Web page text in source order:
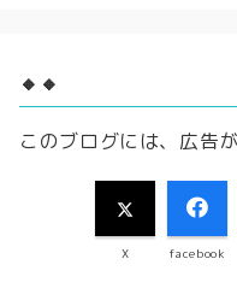
🔸🔸
このブログには、広告
X facebook